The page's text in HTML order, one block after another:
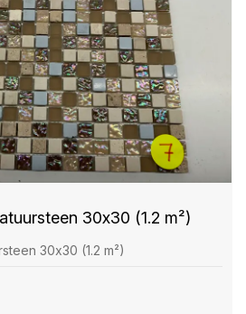
30x30 (1.2 m²)
30x30 (1.2 m²)